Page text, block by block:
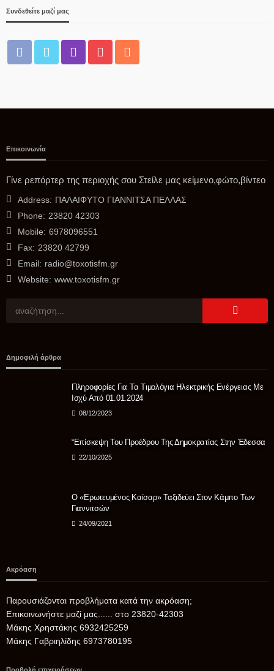
Συνδεθείτε μαζί μας
Επικοινωνία
Γίνε ρεπόρτερ της περιοχής σου Στείλε μας κείμενο,φώτο,βίντεο
Address: ΠΑΛΑΙΦΥΤΟ ΓΙΑΝΝΙΤΣΑ ΠΕΛΛΑΣ
Phone: 23820 42303
Mobile: 6978096551
Fax: 23820 42799
Email: radio@toxotisfm.gr
Website: www.toxotisfm.gr
Δημοφιλή άρθρα
Πληροφορίες Για Τα Τιμολόγια Ηλεκτρικής Ενέργειας Με
Ισχύ Από 01.01.2024
08/12/2023
“Επίσκεψη Του Προέδρου Της Δημοκρατίας Στην Έδεσσα
22/10/2025
Ο «Ερωτευμένος Καίσαρ» Ταξιδεύει Στον Κάμπο Των
Γιαννιτσών
24/09/2021
Ακρόαση
Παρουσιάζονται προβλήματα κατά την ακρόαση;
Επικοινωνήστε μαζί μας...... στο 23820-42303
Μάκης Χρηστάκης 6932425259
Μάκης Γαβριηλίδης 6973780195